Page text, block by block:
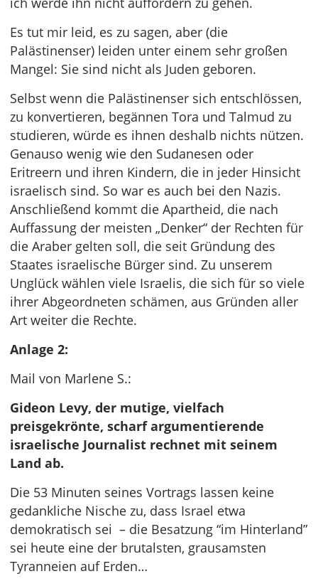
Es tut mir leid, es zu sagen, aber (die
Palästinenser) leiden unter einem sehr großen
Mangel: Sie sind nicht als Juden geboren.
Selbst wenn die Palästinenser sich entschlössen,
zu konvertieren, begännen Tora und Talmud zu
studieren, würde es ihnen deshalb nichts nützen.
Genauso wenig wie den Sudanesen oder
Eritreern und ihren Kindern, die in jeder Hinsicht
israelisch sind. So war es auch bei den Nazis.
Anschließend kommt die Apartheid, die nach
Auffassung der meisten „Denker“ der Rechten für
die Araber gelten soll, die seit Gründung des
Staates israelische Bürger sind. Zu unserem
Unglück wählen viele Israelis, die sich für so viele
ihrer Abgeordneten schämen, aus Gründen aller
Art weiter die Rechte.
Anlage 2:
Mail von Marlene S.:
Gideon Levy, der mutige, vielfach
preisgekrönte, scharf argumentierende
israelische Journalist rechnet mit seinem
Land ab.
Die 53 Minuten seines Vortrags lassen keine
gedankliche Nische zu, dass Israel etwa
demokratisch sei – die Besatzung “im Hinterland”
sei heute eine der brutalsten, grausamsten
Tyranneien auf Erden…